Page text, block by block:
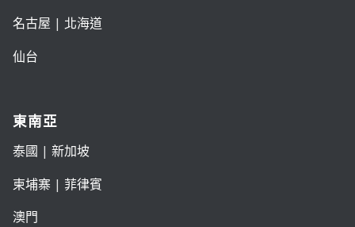
名古屋| 北海道
仙台
東南亞
泰國 | 新加坡
柬埔寨 | 菲律賓
澳門